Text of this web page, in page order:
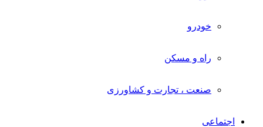
خودرو
راه و مسکن
صنعت ، تجارت و کشاورزی
اجتماعی